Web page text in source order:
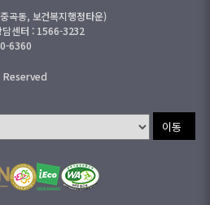
곡동, 보건복지행정타운)
센터 : 1566-3232
6360
이동